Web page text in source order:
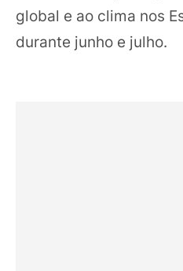
global e ao clima nos
durante junho e julho.